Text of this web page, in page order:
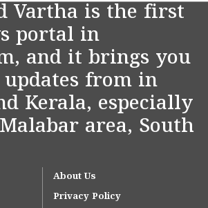
Vartha is the first
portal in
and it brings you
from in
Kerala, especially
area, South
About Us
Privacy Policy